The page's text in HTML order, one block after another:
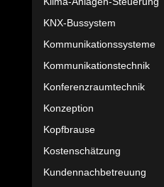
KNX-Bussystem
Kommunikationssysteme
Kommunikationstechnik
Konferenzraumtechnik
Konzeption
Kopfbrause
Kostenschätzung
Kundennachbetreuung